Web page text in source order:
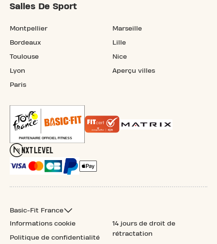
Salles De Sport
Montpellier
Bordeaux
Toulouse
Lyon
Paris
Marseille
Lille
Nice
Aperçu villes
Basic-Fit France
Informations cookie
Politique de confidentialité
14 jours de droit de
rétractation